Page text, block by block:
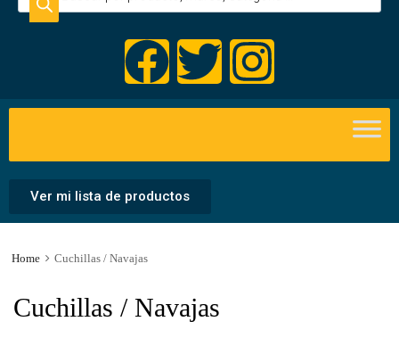
Ver mi lista de productos
Home Cuchillas / Navajas
Cuchillas / Navajas